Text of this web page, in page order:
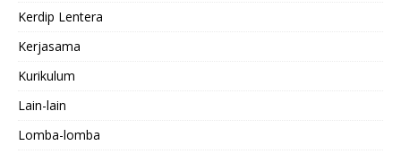
Kerdip Lentera
Kerjasama
Kurikulum
Lain-lain
Lomba-lomba